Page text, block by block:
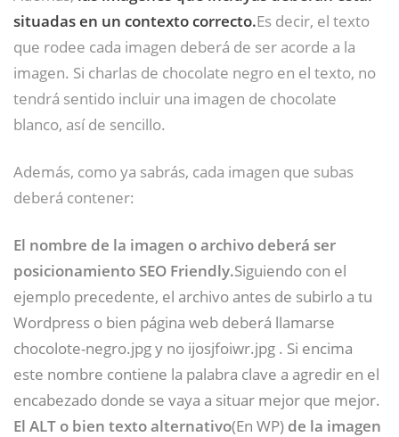
situadas en un contexto correcto.Es decir, el texto
que rodee cada imagen deberá de ser acorde a la
imagen. Si charlas de chocolate negro en el texto, no
tendrá sentido incluir una imagen de chocolate
blanco, así de sencillo.
Además, como ya sabrás, cada imagen que subas
deberá contener:
El nombre de la imagen o archivo deberá ser
posicionamiento SEO Friendly.Siguiendo con el
ejemplo precedente, el archivo antes de subirlo a tu
Wordpress o bien página web deberá llamarse
chocolote-negro.jpg y no ijosjfoiwr.jpg . Si encima
este nombre contiene la palabra clave a agredir en el
encabezado donde se vaya a situar mejor que mejor.
El ALT o bien texto alternativo(En WP) de la imagen